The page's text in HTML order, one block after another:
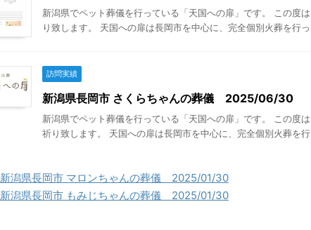
新潟県でペット葬儀を行っている「天国への扉」です。 この度
り致します。 天国への扉は長岡市を中心に、完全個別火葬を行
訪問実績
新潟県長岡市 さくらちゃんの葬儀 2025/06/30
新潟県でペット葬儀を行っている「天国への扉」です。 この度
祈り致します。 天国への扉は長岡市を中心に、完全個別火葬を
新潟県長岡市 マロンちゃんの葬儀 2025/01/30
新潟県長岡市 もみじちゃんの葬儀 2025/01/30